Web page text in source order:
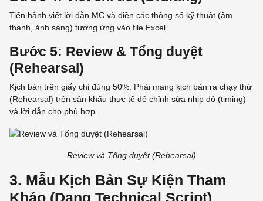
Tiến hành viết lời dẫn MC và điền các thông số kỹ thuật (âm
thanh, ánh sáng) tương ứng vào file Excel.
Bước 5: Review & Tổng duyệt
(Rehearsal)
Kịch bản trên giấy chỉ đúng 50%. Phải mang kịch bản ra chạy thử
(Rehearsal) trên sân khấu thực tế để chỉnh sửa nhịp độ (timing)
và lời dẫn cho phù hợp.
Review và Tổng duyệt (Rehearsal)
3. Mẫu Kịch Bản Sự Kiện Tham
Khảo (Dạng Technical Script)